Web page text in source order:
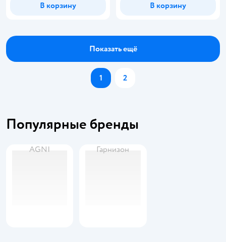
В корзину В корзину
Показать ещё
1 2
Популярные бренды
AGNI Гарнизон